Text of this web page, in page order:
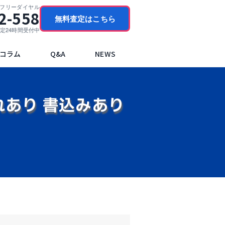
リーダイヤル
558
24時間受付中
無料査定はこちら
コラム Q&A NEWS
り 書込みあり